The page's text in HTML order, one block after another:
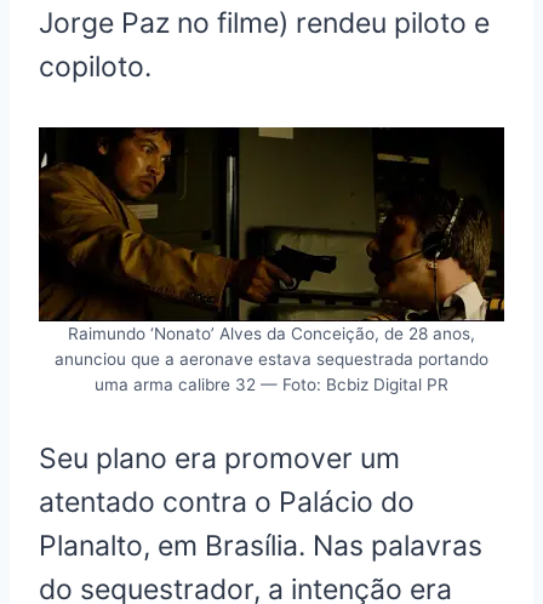
Jorge Paz no filme) rendeu piloto e
copiloto.
Raimundo ‘Nonato’ Alves da Conceição, de 28 anos,
anunciou que a aeronave estava sequestrada portando
uma arma calibre 32 — Foto: Bcbiz Digital PR
Seu plano era promover um
atentado contra o Palácio do
Planalto, em Brasília. Nas palavras
do sequestrador, a intenção era